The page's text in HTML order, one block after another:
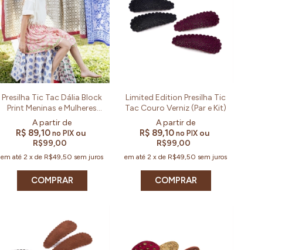
Presilha Tic Tac Dália Block
Print Meninas e Mulheres
(Kit e Par)
R$ 89,10 no PIX ou
R$99,00
em até2 xde R$49,50 sem juros
COMPRAR
Limited Edition Presilha Tic
Tac Couro Verniz (Par e Kit)
R$ 89,10 no PIX ou
R$99,00
em até2 xde R$49,50 sem juros
COMPRAR